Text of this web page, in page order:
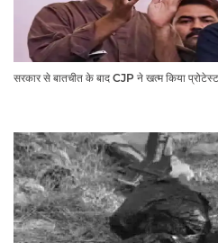
सरकार से बातचीत के बाद CJP ने खत्म किया